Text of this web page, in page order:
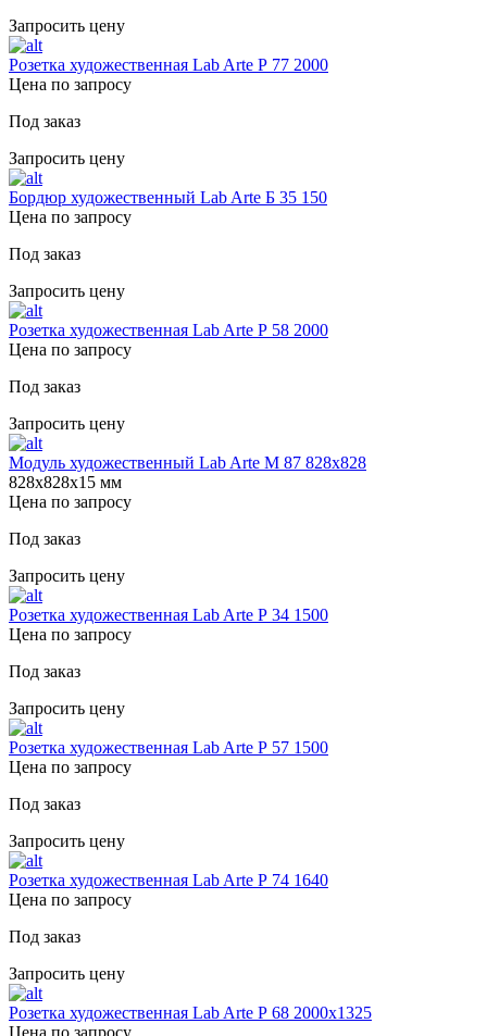
Запросить цену
Розетка художественная Lab Arte Р 77 2000
Цена по запросу
Под заказ
Запросить цену
Бордюр художественный Lab Arte Б 35 150
Цена по запросу
Под заказ
Запросить цену
Розетка художественная Lab Arte Р 58 2000
Цена по запросу
Под заказ
Запросить цену
Модуль художественный Lab Arte М 87 828х828
828х828х15 мм
Цена по запросу
Под заказ
Запросить цену
Розетка художественная Lab Arte Р 34 1500
Цена по запросу
Под заказ
Запросить цену
Розетка художественная Lab Arte Р 57 1500
Цена по запросу
Под заказ
Запросить цену
Розетка художественная Lab Arte Р 74 1640
Цена по запросу
Под заказ
Запросить цену
Розетка художественная Lab Arte Р 68 2000х1325
Цена по запросу